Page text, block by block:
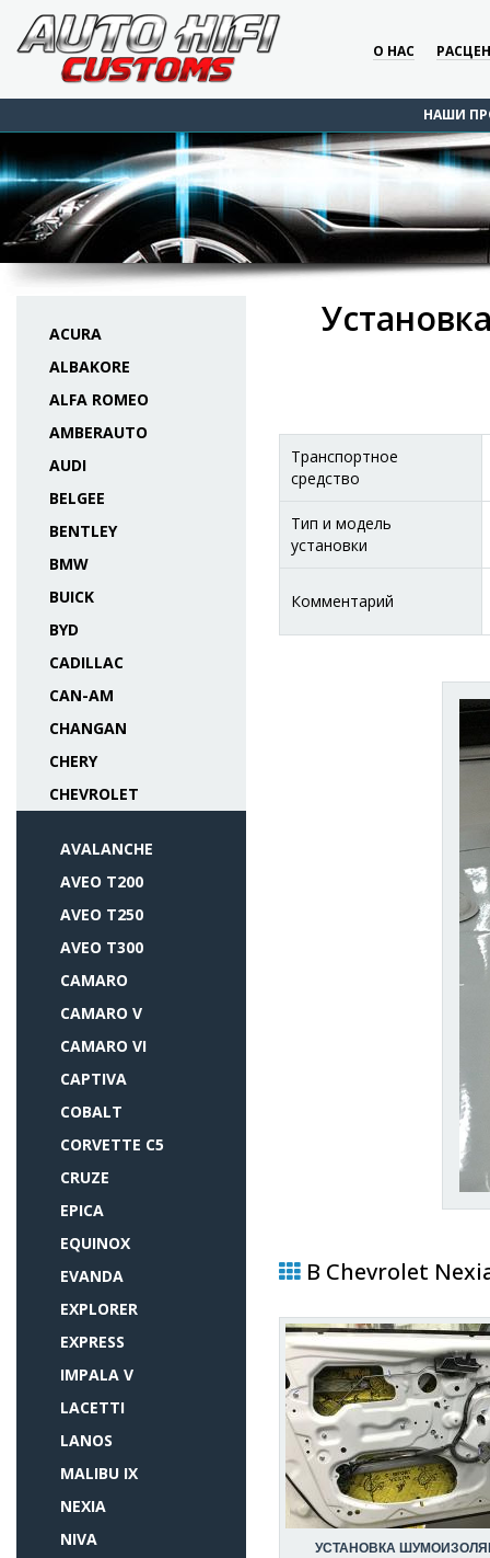
О НАС
НАШИ
ACURA
ALBAKORE
ALFA ROMEO
AMBERAUTO
AUDI
BELGEE
BENTLEY
BMW
BUICK
BYD
CADILLAC
CAN-AM
CHANGAN
CHERY
CHEVROLET
AVALANCHE
AVEO T200
AVEO T250
AVEO T300
CAMARO
CAMARO V
CAMARO VI
CAPTIVA
COBALT
CORVETTE C5
CRUZE
EPICA
EQUINOX
EVANDA
EXPLORER
EXPRESS
IMPALA V
LACETTI
LANOS
MALIBU IX
NEXIA
NIVA
Транспортное
средство
Тип и модель
установки
Комментарий
В Chevrolet
УСТАНОВКА